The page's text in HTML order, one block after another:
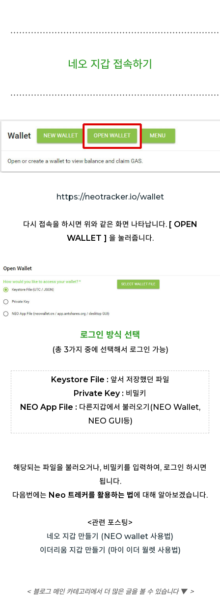
네오 지갑 접속하기
https://neotracker.io/wallet
다시 접속을 하시면 위와 같은 화면 나타납니다. [ OPEN
WALLET ] 을 눌러줍니다.
로그인 방식 선택
(총 3가지 중에 선택해서 로그인 가능)
Keystore File : 앞서 저장했던 파일
Private Key : 비밀키
NEO App File : 다른지갑에서 불러오기(NEO Wallet,
NEO GUI등)
해당되는 파일을 불러오거나, 비밀키를 입력하여, 로그인 하시면
됩니다.
다음번에는 Neo 트레커를 활용하는 법에 대해 알아보겠습니다.
<관련 포스팅>
네오 지갑 만들기 (NEO wallet 사용법)
이더리움 지갑 만들기 (마이 이더 월렛 사용법)
< 블로그 메인 카테고리에서 더 많은 글을 볼 수 있습니다 ▼ >